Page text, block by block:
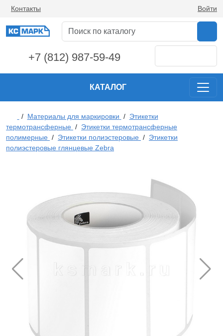
Контакты Войти
+7 (812) 987-59-49
КАТАЛОГ
/ Материалы для маркировки / Этикетки
термотрансферные / Этикетки термотрансферные
полимерные / Этикетки полиэстеровые / Этикетки
полиэстеровые глянцевые Zebra